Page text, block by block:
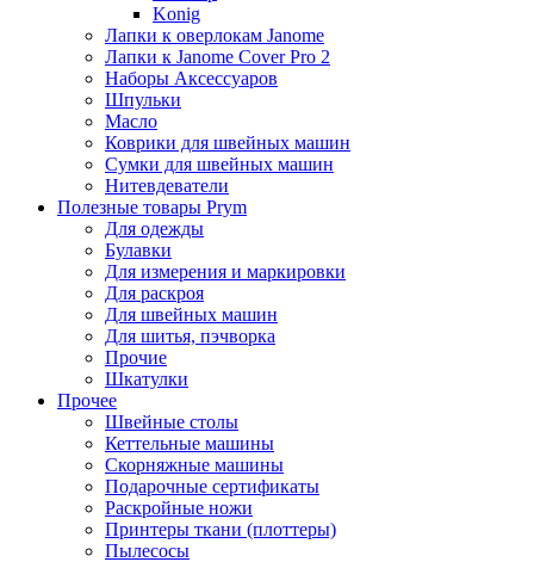
Konig
Лапки к оверлокам Janome
Лапки к Janome Cover Pro 2
Наборы Аксессуаров
Шпульки
Масло
Коврики для швейных машин
Сумки для швейных машин
Нитевдеватели
Полезные товары Prym
Для одежды
Булавки
Для измерения и маркировки
Для раскроя
Для швейных машин
Для шитья, пэчворка
Прочие
Шкатулки
Прочее
Швейные столы
Кеттельные машины
Скорняжные машины
Подарочные сертификаты
Раскройные ножи
Принтеры ткани (плоттеры)
Пылесосы